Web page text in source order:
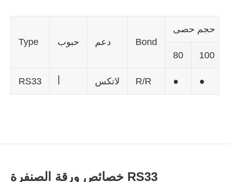
Type حبوب دعم Bond
حجم حصى
80 100
RS33 أ لاتكس R/R ● ●
خصائص ورقة الصنفرة RS33